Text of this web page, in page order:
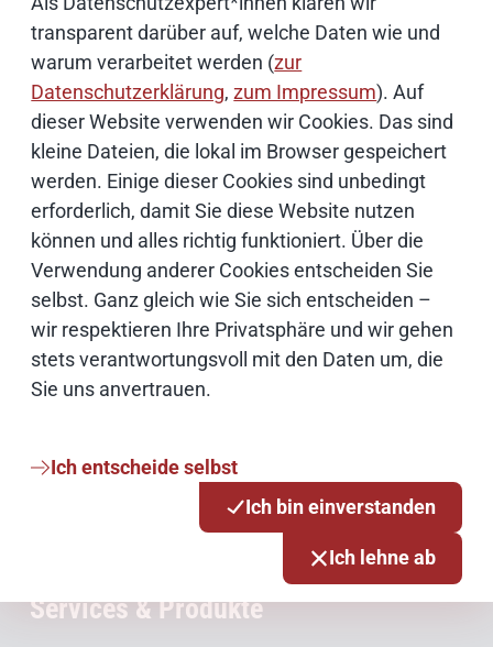
transparent darüber auf, welche Daten wie und
warum verarbeitet werden (zur
Datenschutzerklärung,zum Impressum). Auf
dieser Website verwenden wir Cookies. Das sind
kleine Dateien, die lokal im Browser gespeichert
werden. Einige dieser Cookies sind unbedingt
erforderlich, damit Sie diese Website nutzen
können und alles richtig funktioniert. Über die
Verwendung anderer Cookies entscheiden Sie
selbst. Ganz gleich wie Sie sich entscheiden –
wir respektieren Ihre Privatsphäre und wir gehen
stets verantwortungsvoll mit den Daten um, die
Sie uns anvertrauen.
Ich entscheide selbst
Ich bin einverstanden
Ich lehne ab
Bildnachweise
Schwerpunktthemen
Künstliche Intelligenz
Open Source
IT Sicherheit
Onlinezugangsgesetz
Cloud
Services & Produkte